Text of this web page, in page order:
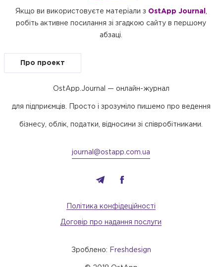
Якщо ви використовуєте матеріали з OstApp Journal
робіть активне посилання зі згадкою сайту в першому
абзаці.
Про проект
OstApp.Journal — онлайн-журнал
для підприємців. Просто і зрозуміло пишемо про ведення
бізнесу, облік, податки, відносини зі співробітниками.
Зроблено: Freshdesign
journal@ostapp.com.ua
Політика конфідеційності
Договір про надання послуги